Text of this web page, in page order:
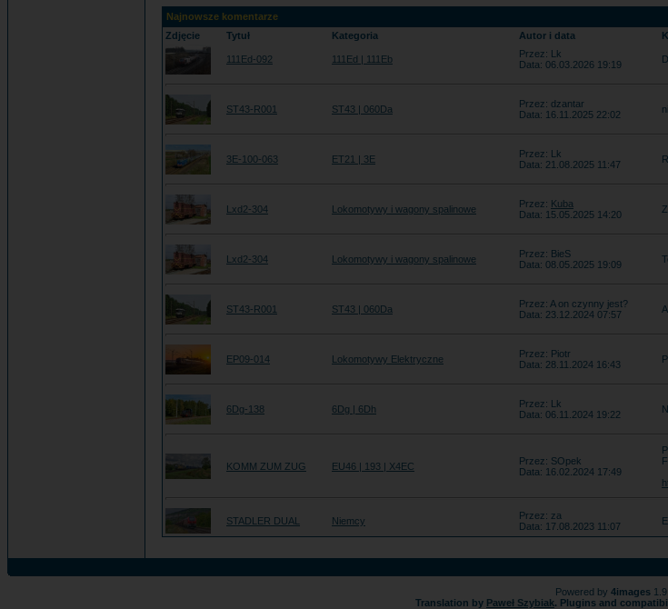
Najnowsze komentarze
Zdjęcie
Tytuł Kategoria Autor i data
111Ed-092 111Ed | 111Eb
Przez: Lk
Data: 06.03.2026 19:19
ST43-R001 ST43 | 060Da
Przez: dzantar
Data: 16.11.2025 22:02
3E-100-063 ET21 | 3E
Przez: Lk
Data: 21.08.2025 11:47
Lxd2-304 Lokomotywy i wagony spalinowe Przez: Kuba
Data: 15.05.2025 14:20
Lxd2-304 Lokomotywy i wagony spalinowe
Przez: BieS
Data: 08.05.2025 19:09
ST43-R001 ST43 | 060Da
Przez: A on czynny jest?
Data: 23.12.2024 07:57
EP09-014 Lokomotywy Elektryczne
Przez: Piotr
Data: 28.11.2024 16:43
6Dg-138 6Dg | 6Dh
Przez: Lk
Data: 06.11.2024 19:22
KOMM ZUM ZUG EU46 | 193 | X4EC
Przez: SOpek
Data: 16.02.2024 17:49
STADLER DUAL Niemcy
Przez: za
Data: 17.08.2023 11:07
Powered by 4images1.9
Translation by Paweł Szybiak. Plugins and